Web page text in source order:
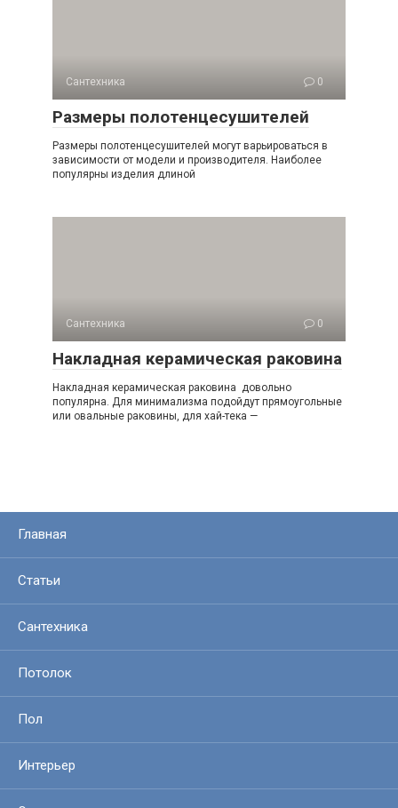
Сантехника 0
Размеры полотенцесушителей
Размеры полотенцесушителей могут варьироваться в
зависимости от модели и производителя. Наиболее
популярны изделия длиной
Сантехника 0
Накладная керамическая раковина
Накладная керамическая раковина довольно
популярна. Для минимализма подойдут прямоугольные
или овальные раковины, для хай-тека —
Главная
Статьи
Сантехника
Потолок
Пол
Интерьер